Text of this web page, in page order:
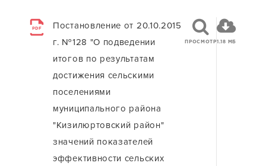
PDF
Постановление от 20.10.2015
г. №128 "О подведении
итогов по результатам
достижения сельскими
поселениями
муниципального района
"Кизилюртовский район"
значений показателей
эффективности сельских
ПРОСМОТР1.18 МБ